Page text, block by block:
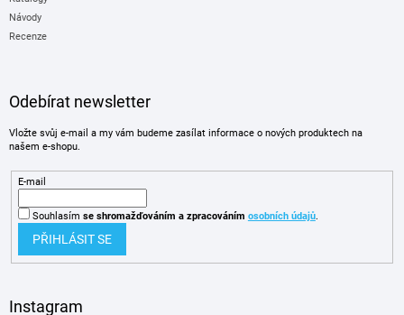
Návody
Recenze
Odebírat newsletter
Vložte svůj e-mail a my vám budeme zasílat informace o nových produktech na
našem e-shopu.
E-mail
Souhlasím se shromažďováním a zpracováním osobních údajů.
PŘIHLÁSIT SE
Instagram